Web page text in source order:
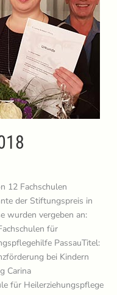
12 Fachschulen
der Stiftungspreis in
wurden vergeben an:
für
PassauTitel:
bei Kindern
Carina
für Heilerziehungspflege